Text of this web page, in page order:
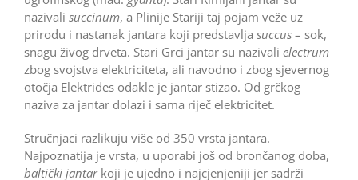
nazivali succinum, a Plinije Stariji taj pojam veže uz
prirodu i nastanak jantara koji predstavlja succus – sok,
snagu živog drveta. Stari Grci jantar su nazivali electrum
zbog svojstva elektriciteta, ali navodno i zbog sjevernog
otočja Elektrides odakle je jantar stizao. Od grčkog
naziva za jantar dolazi i sama riječ elektricitet.
Stručnjaci razlikuju više od 350 vrsta jantara.
Najpoznatija je vrsta, u uporabi još od brončanog doba,
baltički jantarkoji je ujedno i najcjenjeniji jer sadrži